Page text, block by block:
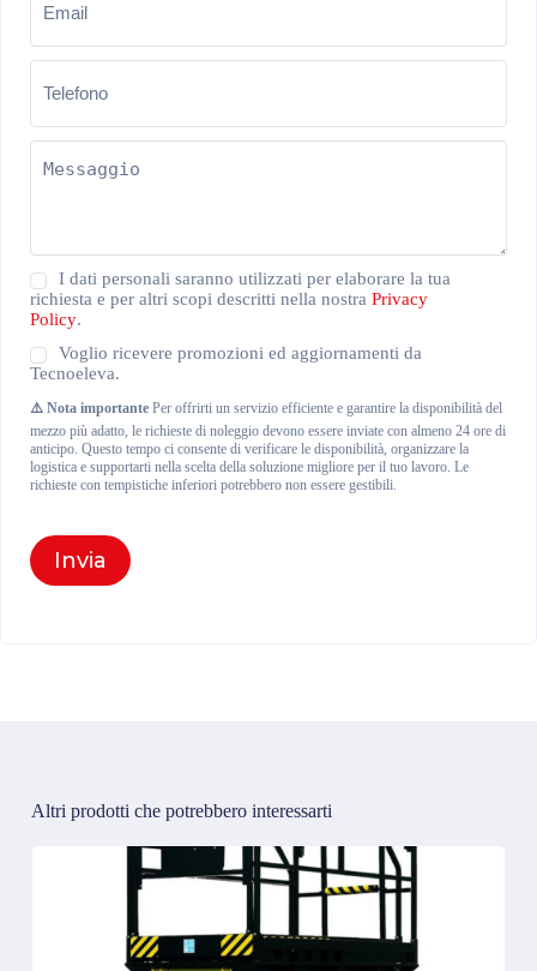
Telefono
Messaggio
Privacy
Policy(Obbligatorio)
I dati personali saranno utilizzati per elaborare la tua
richiesta e per altri scopi descritti nella nostra Privacy
Policy.
Newsletter
Voglio ricevere promozioni ed aggiornamenti da
Tecnoeleva.
⚠️ Nota importante Per offrirti un servizio efficiente e garantire la disponibilità del
mezzo più adatto, le richieste di noleggio devono essere inviate con almeno 24 ore di
anticipo. Questo tempo ci consente di verificare le disponibilità, organizzare la
logistica e supportarti nella scelta della soluzione migliore per il tuo lavoro. Le
richieste con tempistiche inferiori potrebbero non essere gestibili.
Invia
Altri prodotti che potrebbero interessarti